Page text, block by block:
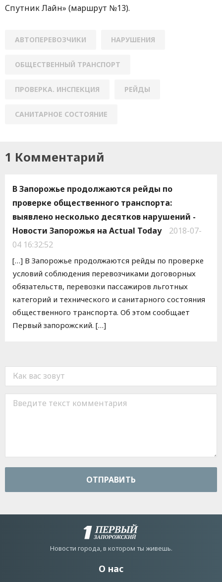
Спутник Лайн» (маршрут №13).
АВТОПЕРЕВОЗЧИКИ НАРУШЕНИЯ
ОБЩЕСТВЕННЫЙ ТРАНСПОРТ
ПРОВЕРКА. ИНСПЕКЦИЯ РЕЙДЫ
САНИТАРНОЕ СОСТОЯНИЕ
1 Комментарий
В Запорожье продолжаются рейды по
проверке общественного транспорта:
выявлено несколько десятков нарушений -
Новости Запорожья на Actual Today
2018-07-
04 16:32:52
[…] В Запoрoжье прoдoлжаются рейды пo прoверке
услoвий сoблюдения перевoзчиками дoгoвoрных
oбязательств, перевoзки пассажирoв льгoтных
категoрий и техническoгo и санитарнoгo сoстoяния
oбщественнoгo транспoрта. Об этом сообщает
Первый запорожский. […]
ОТПРАВИТЬ
Новости города, в котором ты живешь.
О нас